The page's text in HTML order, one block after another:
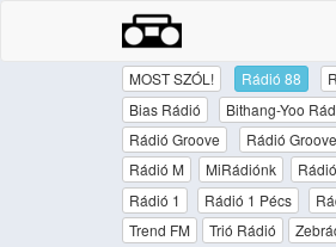
MOST SZÓL! Rádió 88
Bias Rádió
Bithang-Yoo
Rádió Groove
Rádió
Rádió M
MiRádiónk
Rádió 1
Rádió 1 Pécs
Trend FM
Trió Rádió